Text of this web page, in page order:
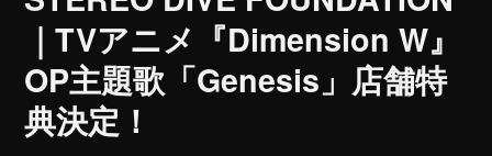
｜TVアニメ『Dimension W』
OP主題歌「Genesis」店舗特
典決定！